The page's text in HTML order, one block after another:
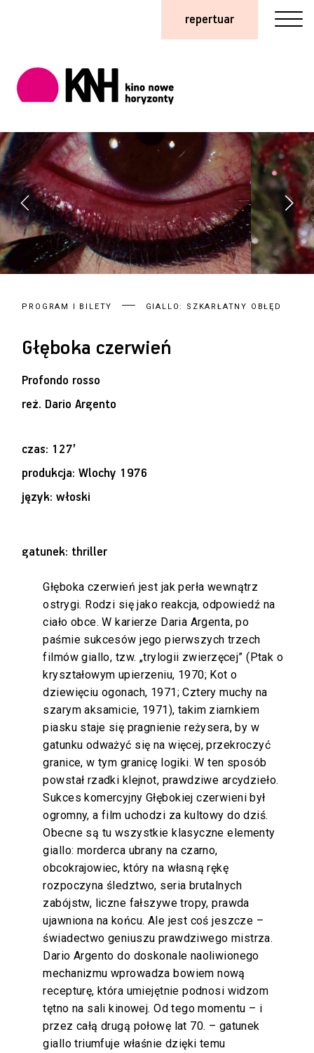
repertuar
PROGRAM I BILETY GIALLO: SZKARŁATNY OBŁĘD
Głęboka czerwień
Profondo rosso
reż. Dario Argento
czas: 127’
produkcja: Wlochy 1976
język: włoski
gatunek: thriller
Głęboka czerwień jest jak perła wewnątrz
ostrygi. Rodzi się jako reakcja, odpowiedź na
ciało obce. W karierze Daria Argenta, po
paśmie sukcesów jego pierwszych trzech
filmów giallo, tzw. „trylogii zwierzęcej” (Ptak o
kryształowym upierzeniu, 1970; Kot o
dziewięciu ogonach, 1971; Cztery muchy na
szarym aksamicie, 1971), takim ziarnkiem
piasku staje się pragnienie reżysera, by w
gatunku odważyć się na więcej, przekroczyć
granice, w tym granicę logiki. W ten sposób
powstał rzadki klejnot, prawdziwe arcydzieło.
Sukces komercyjny Głębokiej czerwieni był
ogromny, a film uchodzi za kultowy do dziś.
Obecne są tu wszystkie klasyczne elementy
giallo: morderca ubrany na czarno,
obcokrajowiec, który na własną rękę
rozpoczyna śledztwo, seria brutalnych
zabójstw, liczne fałszywe tropy, prawda
ujawniona na końcu. Ale jest coś jeszcze –
świadectwo geniuszu prawdziwego mistrza.
Dario Argento do doskonale naoliwionego
mechanizmu wprowadza bowiem nową
recepturę, która umiejętnie podnosi widzom
tętno na sali kinowej. Od tego momentu – i
przez całą drugą połowę lat 70. – gatunek
giallo triumfuje właśnie dzięki temu